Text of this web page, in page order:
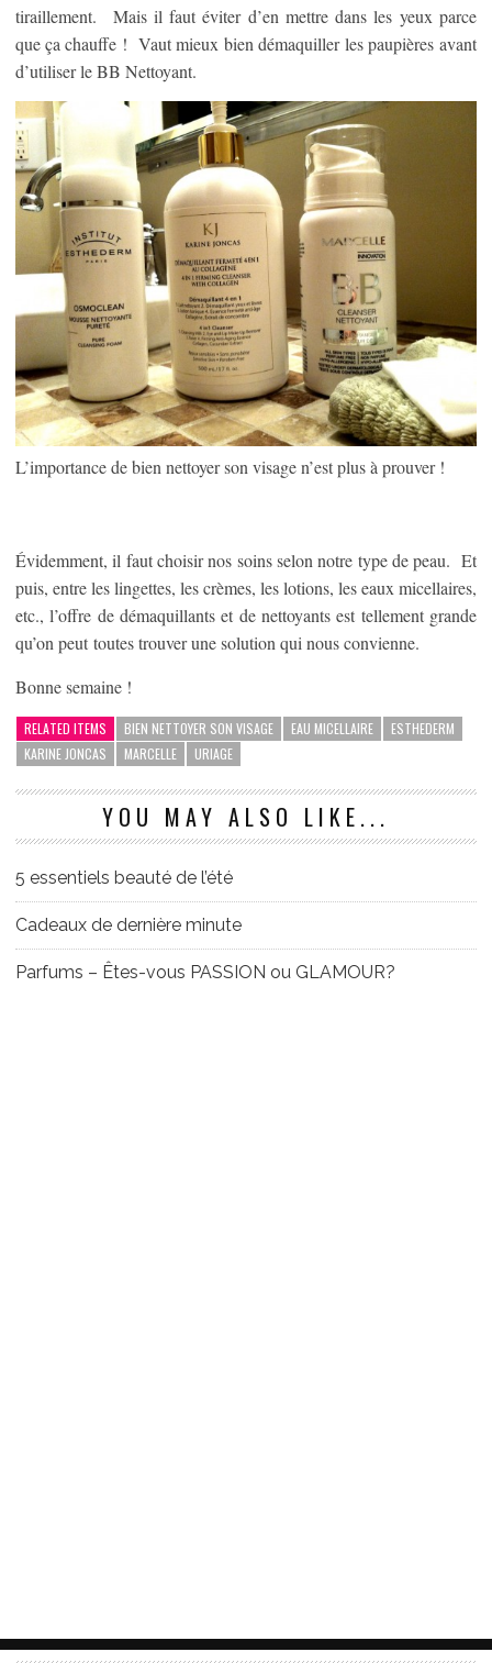
tiraillement. Mais il faut éviter d’en mettre dans les yeux parce
que ça chauffe ! Vaut mieux bien démaquiller les paupières avant
d’utiliser le BB Nettoyant.
L’importance de bien nettoyer son visage n’est plus à prouver !
Évidemment, il faut choisir nos soins selon notre type de peau. Et
puis, entre les lingettes, les crèmes, les lotions, les eaux micellaires,
etc., l’offre de démaquillants et de nettoyants est tellement grande
qu’on peut toutes trouver une solution qui nous convienne.
Bonne semaine !
RELATED ITEMS BIEN NETTOYER SON VISAGE EAU MICELLAIRE
ESTHEDERM
KARINE JONCAS
MARCELLE URIAGE
YOU MAY ALSO LIKE...
5 essentiels beauté de l’été
Cadeaux de dernière minute
Parfums – Êtes-vous PASSION ou GLAMOUR?